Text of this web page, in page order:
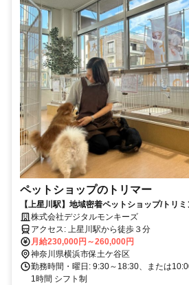
ペットショップのトリマー
【上星川駅】地域密着ペットショップ/トリ
株式会社デジタルモンキーズ
アクセス: 上星川駅から徒歩３分
月給230,000円～260,000円
神奈川県横浜市保土ケ谷区
勤務時間・曜日: 9:30～18:30、または
1時間 シフト制